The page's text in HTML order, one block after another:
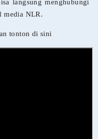
langsung menghubungi
media NLR.
tonton di sini